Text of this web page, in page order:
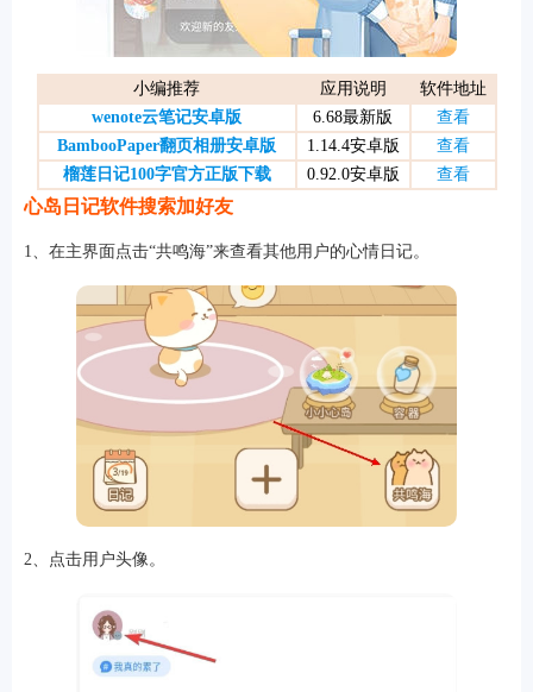
软件
小编推荐 应用说明
软件地址
wenote云笔记安卓版
6.68最新版
查看
BambooPaper翻页相册安卓版
1.14.4安卓版
查看
榴莲日记100字官方正版下载
0.92.0安卓版 查看
心岛日记软件搜索加好友
1、在主界面点击“共鸣海”来查看其他用户的心情日记。
2、点击用户头像。